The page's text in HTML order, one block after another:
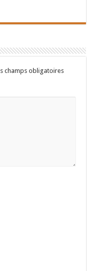
champs obligatoires